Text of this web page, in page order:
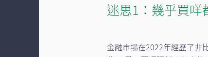
迷思1：幾乎買
金融市場在2022年經歷了非